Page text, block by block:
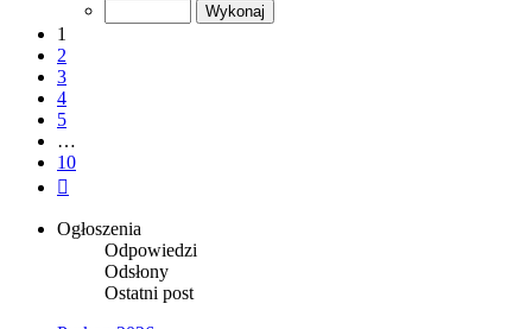
1
2
3
4
5
…
10
Ogłoszenia
Odpowiedzi
Odsłony
Ostatni post